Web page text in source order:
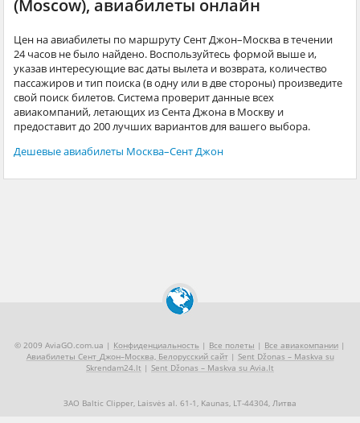
(Moscow), авиабилеты онлайн
Цен на авиабилеты по маршруту Сент Джон–Москва в течении
24 часов не было найдено. Воспользуйтесь формой выше и,
указав интересующие вас даты вылета и возврата, количество
пассажиров и тип поиска (в одну или в две стороны) произведите
свой поиск билетов. Система проверит данные всех
авиакомпаний, летающих из Сента Джона в Москву и
предоставит до 200 лучших вариантов для вашего выбора.
Дешевые авиабилеты Москва–Сент Джон
© 2009 AviaGO.com.ua | Конфиденциальность | Все полеты | Все авиакомпании |
Авиабилеты Сент_Джон–Москва, Белорусский сайт| Sent Džonas – Maskva su
Skrendam24.lt | Sent Džonas – Maskva su Avia.lt
ЗАО Baltic Clipper, Laisvės al. 61-1, Kaunas, LT-44304, Литва